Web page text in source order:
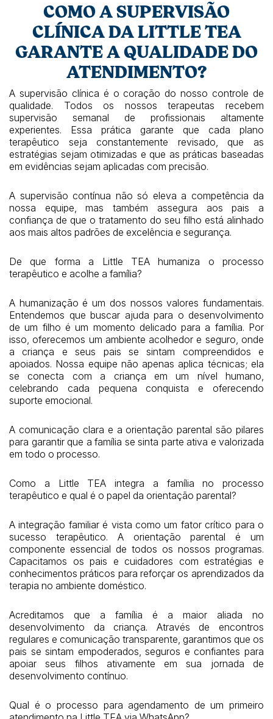
COMO A SUPERVISÃO
CLÍNICA DA LITTLE TEA
GARANTE A QUALIDADE DO
ATENDIMENTO?
A supervisão clínica é o coração do nosso controle de
qualidade. Todos os nossos terapeutas recebem
supervisão semanal de profissionais altamente
experientes. Essa prática garante que cada plano
terapêutico seja constantemente revisado, que as
estratégias sejam otimizadas e que as práticas baseadas
em evidências sejam aplicadas com precisão.
A supervisão contínua não só eleva a competência da
nossa equipe, mas também assegura aos pais a
confiança de que o tratamento do seu filho está alinhado
aos mais altos padrões de excelência e segurança.
De que forma a Little TEA humaniza o processo
terapêutico e acolhe a família?
A humanização é um dos nossos valores fundamentais.
Entendemos que buscar ajuda para o desenvolvimento
de um filho é um momento delicado para a família. Por
isso, oferecemos um ambiente acolhedor e seguro, onde
a criança e seus pais se sintam compreendidos e
apoiados. Nossa equipe não apenas aplica técnicas; ela
se conecta com a criança em um nível humano,
celebrando cada pequena conquista e oferecendo
suporte emocional.
A comunicação clara e a orientação parental são pilares
para garantir que a família se sinta parte ativa e valorizada
em todo o processo.
Como a Little TEA integra a família no processo
terapêutico e qual é o papel da orientação parental?
A integração familiar é vista como um fator crítico para o
sucesso terapêutico. A orientação parental é um
componente essencial de todos os nossos programas.
Capacitamos os pais e cuidadores com estratégias e
conhecimentos práticos para reforçar os aprendizados da
terapia no ambiente doméstico.
Acreditamos que a família é a maior aliada no
desenvolvimento da criança. Através de encontros
regulares e comunicação transparente, garantimos que os
pais se sintam empoderados, seguros e confiantes para
apoiar seus filhos ativamente em sua jornada de
desenvolvimento contínuo.
Qual é o processo para agendamento de um primeiro